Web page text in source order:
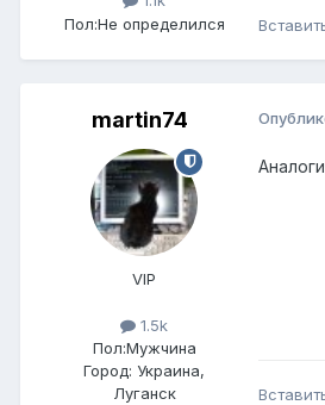
Пол:Не определился
martin74
VIP
1.5k
Пол:Мужчина
Город: Украина,
Луганск